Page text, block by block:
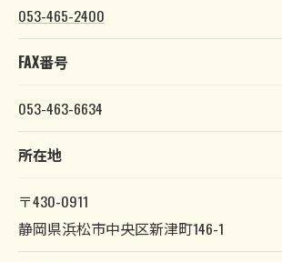
053-465-2400
FAX番号
053-463-6634
所在地
〒430-0911
静岡県浜松市中央区新津町146-1